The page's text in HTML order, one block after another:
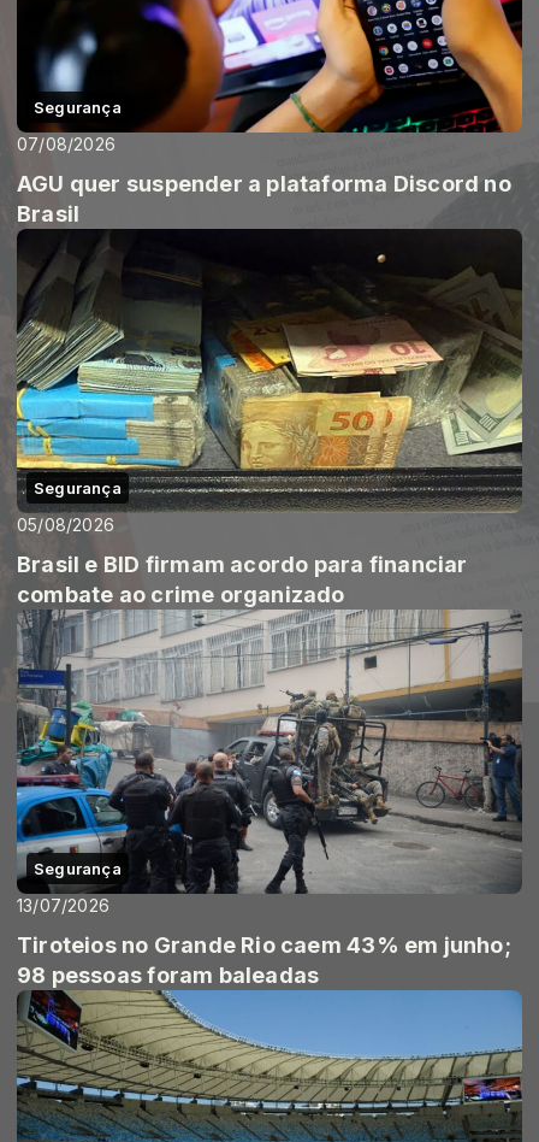
Segurança
07/08/2026
AGU quer suspender a plataforma Discord no
Brasil
Segurança
05/08/2026
Brasil e BID firmam acordo para financiar
combate ao crime organizado
Segurança
13/07/2026
Tiroteios no Grande Rio caem 43% em junho;
98 pessoas foram baleadas